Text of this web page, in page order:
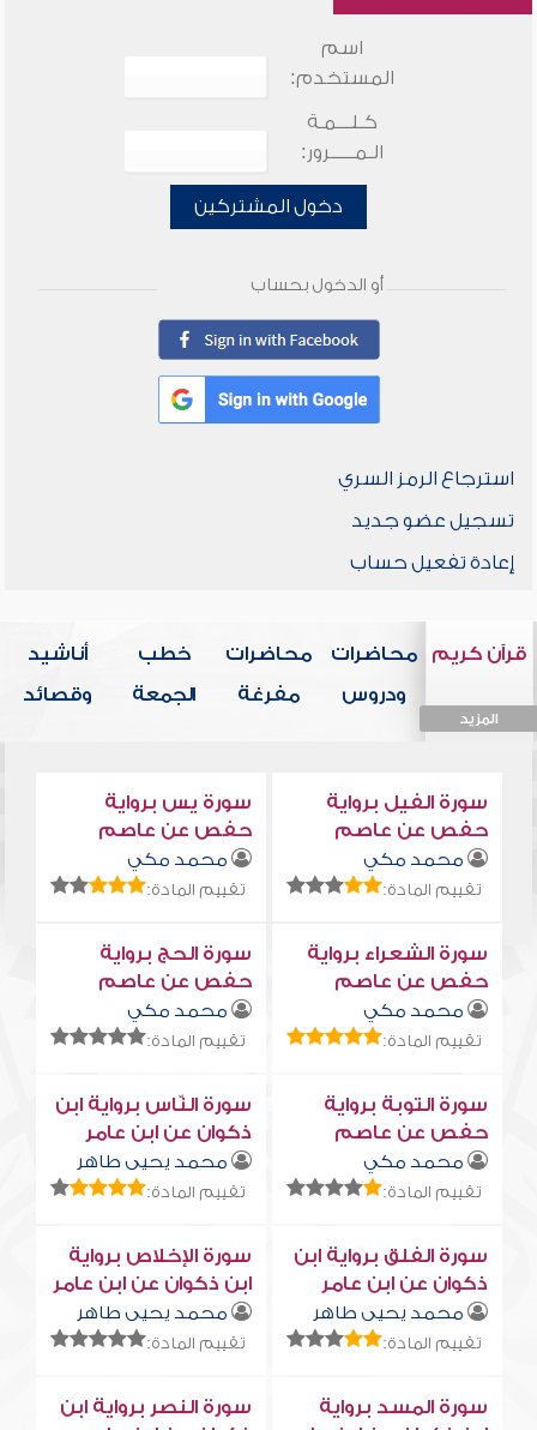
اسم
المستخدم:
كـلـــمـة
الـمـــــرور:
دخول المشتركين
أو الدخول بحساب
استرجاع الرمز السري
تسجيل عضو جديد
إعادة تفعيل حساب
قرآن كريم
المزيد
محاضرات
ودروس
محاضرات
مفرغة
خطب
الجمعة
أناشيد
وقصائد
سورة الفيل برواية
حفص عن عاصم
محمد مكي
تقييم المادة:
سورة يس برواية
حفص عن عاصم
محمد مكي
تقييم المادة:
سورة الشعراء برواية
حفص عن عاصم
محمد مكي
تقييم المادة:
سورة الحج برواية
حفص عن عاصم
محمد مكي
تقييم المادة:
سورة التوبة برواية
حفص عن عاصم
محمد مكي
تقييم المادة:
سورة النّاس برواية ابن
ذكوان عن ابن عامر
محمد يحيى طاهر
تقييم المادة:
سورة الفلق برواية ابن
ذكوان عن ابن عامر
محمد يحيى طاهر
تقييم المادة:
سورة الإخلاص برواية
ابن ذكوان عن ابن عامر
محمد يحيى طاهر
تقييم المادة:
سورة المسد برواية
سورة النصر برواية ابن